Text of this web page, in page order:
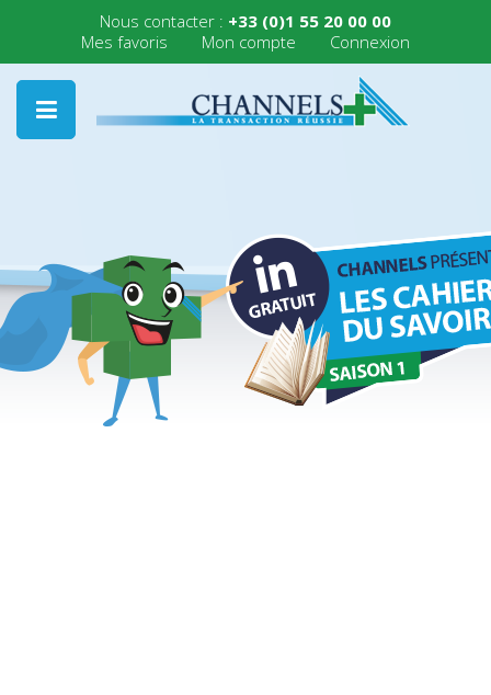
Nous contacter : +33 (0)1 55 20 00 00
Mes favoris
Mon compte Connexion